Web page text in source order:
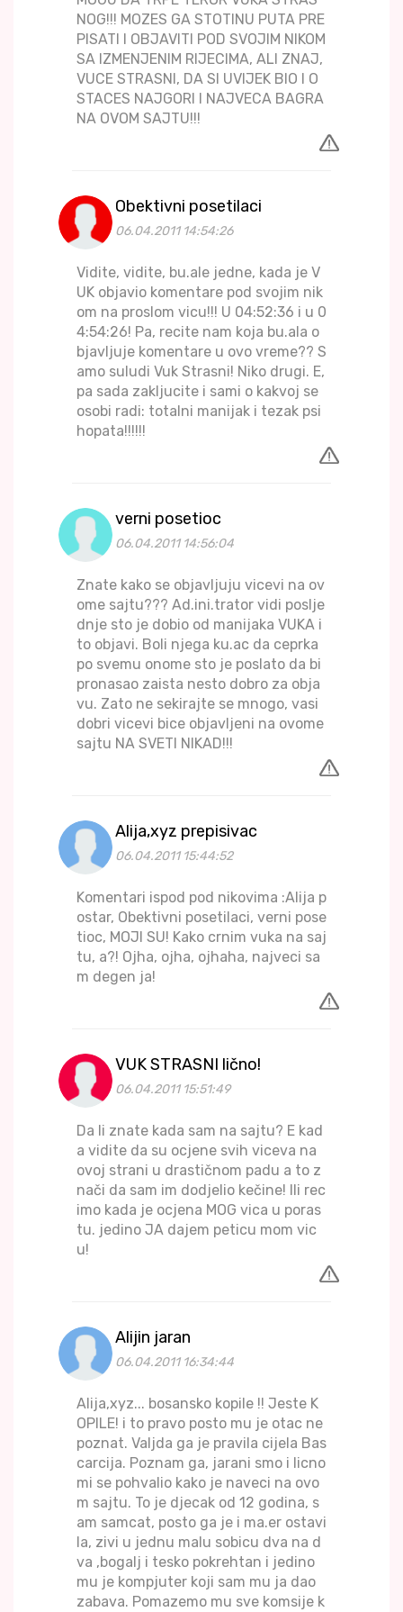
NOG!!! MOZES GA STOTINU PUTA PRE
PISATI I OBJAVITI POD SVOJIM NIKOM
SA IZMENJENIM RIJECIMA, ALI ZNAJ,
VUCE STRASNI, DA SI UVIJEK BIO I O
STACES NAJGORI I NAJVECA BAGRA
NA OVOM SAJTU!!!
Obektivni posetilaci
06.04.2011 14:54:26
Vidite, vidite, bu.ale jedne, kada je V
UK objavio komentare pod svojim nik
om na proslom vicu!!! U 04:52:36 i u 0
4:54:26! Pa, recite nam koja bu.ala o
bjavljuje komentare u ovo vreme?? S
amo suludi Vuk Strasni! Niko drugi. E,
pa sada zakljucite i sami o kakvoj se
osobi radi: totalni manijak i tezak psi
hopata!!!!!!
verni posetioc
06.04.2011 14:56:04
Znate kako se objavljuju vicevi na ov
ome sajtu??? Ad.ini.trator vidi poslje
dnje sto je dobio od manijaka VUKA i
to objavi. Boli njega ku.ac da ceprka
po svemu onome sto je poslato da bi
pronasao zaista nesto dobro za obja
vu. Zato ne sekirajte se mnogo, vasi
dobri vicevi bice objavljeni na ovome
sajtu NA SVETI NIKAD!!!
Alija,xyz prepisivac
06.04.2011 15:44:52
Komentari ispod pod nikovima :Alija p
ostar, Obektivni posetilaci, verni pose
tioc, MOJI SU! Kako crnim vuka na saj
tu, a?! Ojha, ojha, ojhaha, najveci sa
m degen ja!
VUK STRASNI lično!
06.04.2011 15:51:49
Da li znate kada sam na sajtu? E kad
a vidite da su ocjene svih viceva na
ovoj strani u drastičnom padu a to z
nači da sam im dodjelio kečine! Ili rec
imo kada je ocjena MOG vica u poras
tu. jedino JA dajem peticu mom vic
u!
Alijin jaran
06.04.2011 16:34:44
Alija,xyz... bosansko kopile !! Jeste K
OPILE! i to pravo posto mu je otac ne
poznat. Valjda ga je pravila cijela Bas
carcija. Poznam ga, jarani smo i licno
mi se pohvalio kako je naveci na ovo
m sajtu. To je djecak od 12 godina, s
am samcat, posto ga je i ma.er ostavi
la, zivi u jednu malu sobicu dva na d
va ,bogalj i tesko pokrehtan i jedino
mu je kompjuter koji sam mu ja dao
zabava. Pomazemo mu sve komsije k